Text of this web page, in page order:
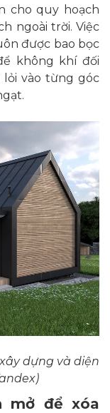
cho quy hoạch
ngoài trời. Việc
được bao bọc
không khí đối
lỏi vào từng góc
dựng và diện
mở để xóa